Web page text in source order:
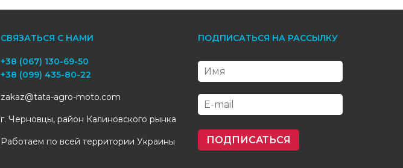
ПОДПИСАТЬСЯ НА РАССЫЛКУ
ПОДПИСАТЬСЯ
СВЯЗАТЬСЯ С НАМИ
+38 (067) 130-69-50
+38 (099) 435-80-22
zakaz@tata-agro-moto.com
г. Черновцы, район Калиновского рынка
Работаем по всей территории Украины